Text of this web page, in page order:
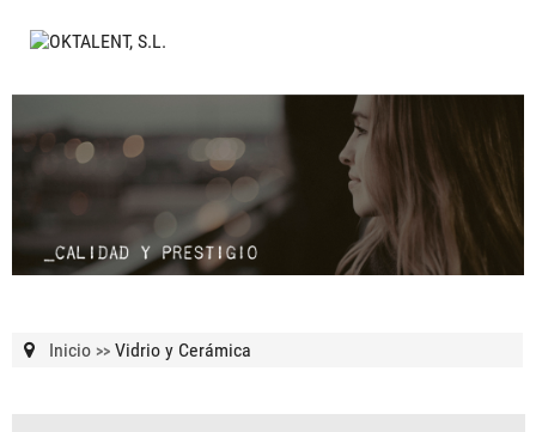
Inicio >> Vidrio y Cerámica